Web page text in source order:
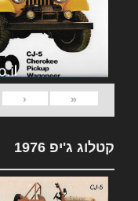
«
‹
קטלוג ג'יפ 1976